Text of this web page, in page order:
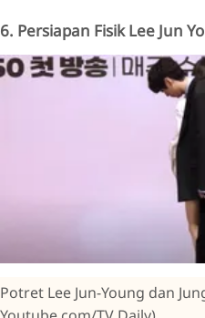
6. Persiapan Fisik Lee Jun
Potret Lee Jun-Young dan